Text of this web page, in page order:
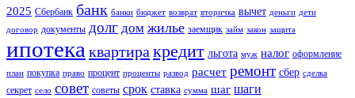
2025 Сбербанк банк банки бюджет возврат вторичка вычет деньги дети
договор документы долг дом жилье заемщик займ закон защита
ипотека квартира кредит льгота муж налог оформление
план покупка право процент проценты развод расчет ремонт сбер сделка
секрет село совет советы срок ставка сумма шаг шаги